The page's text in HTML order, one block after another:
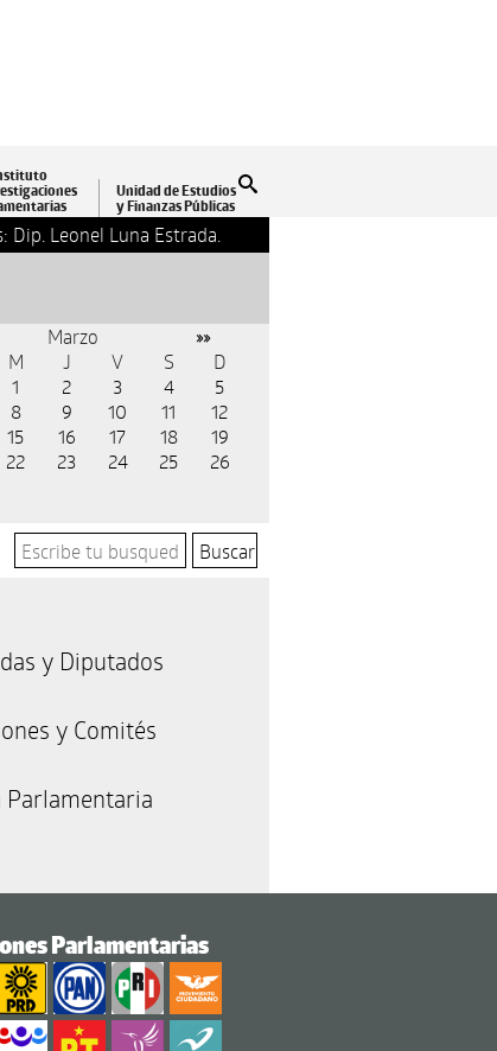
Unidad de Estudios
y Finanzas Públicas
Leonel Luna Estrada.
Marzo »»
M J V S
D
1
2 3 4
5
8 9 10 11
12
15 16 17 18
19
22 23 24 25
26
y Diputados
y Comités
Parlamentaria
Parlamentarias